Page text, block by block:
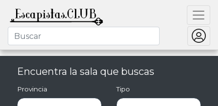
Encuentra la sala que buscas
Provincia Tipo